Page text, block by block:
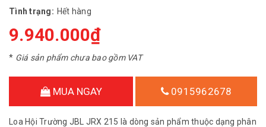
Tình trạng: Hết hàng
9.940.000₫
* Giá sản phẩm chưa bao gồm VAT
MUA NGAY 0915962678
Loa Hội Trường JBL JRX 215 là dòng sản phẩm thuộc dạng phân